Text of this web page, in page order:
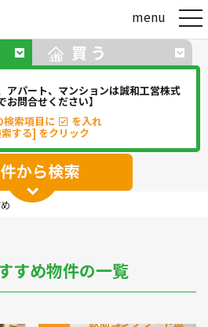
買う
アパート、マンションは誠和工営株式
お問合せください】
検索項目に
を入れ
する] をクリック
ション
一戸建て
・店舗・倉庫
すめ物件の一覧
menu t
o
g
l
i
g